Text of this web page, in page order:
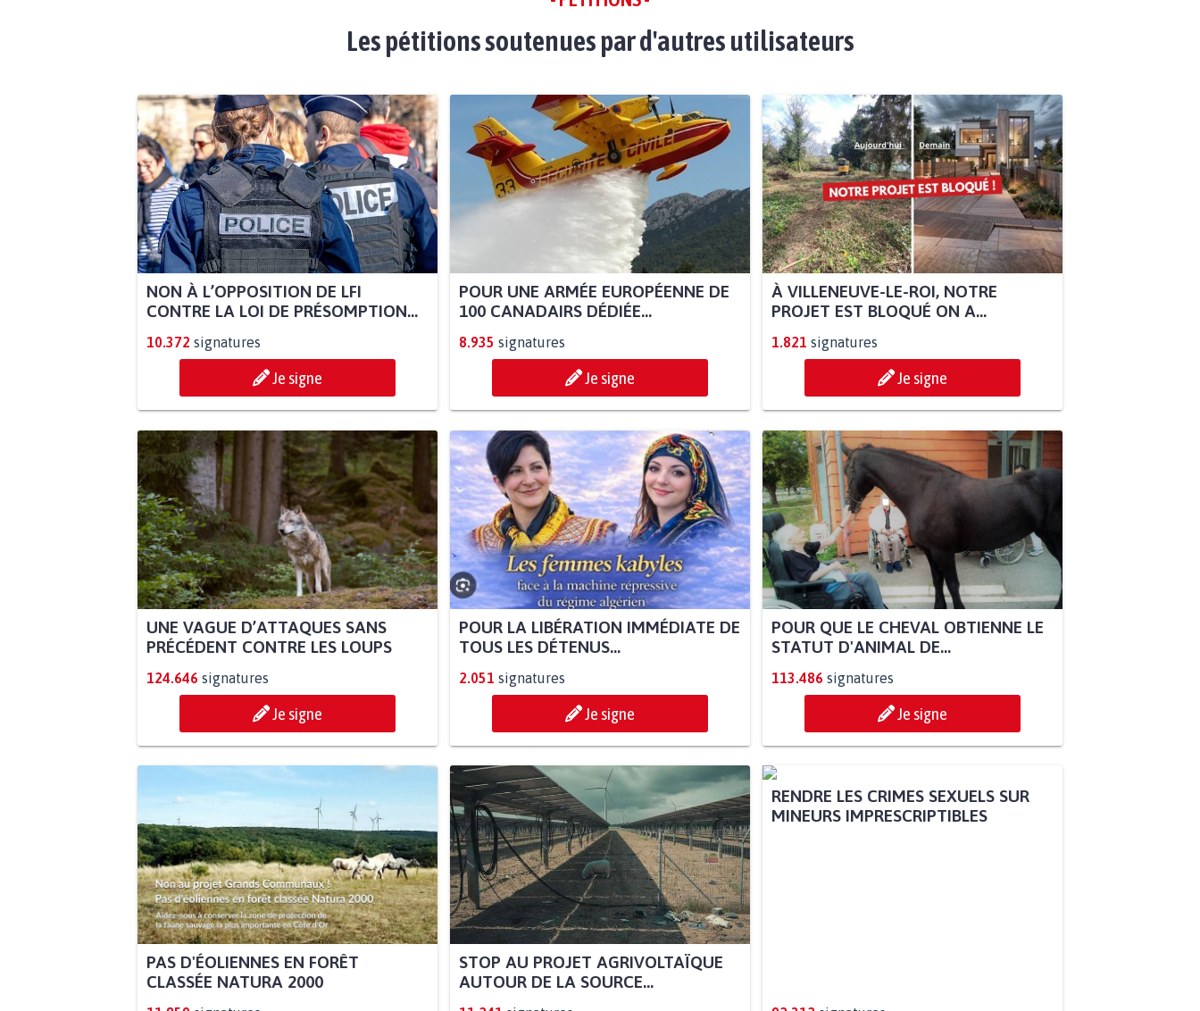
Les pétitions soutenues par d'autres utilisateurs
NON À L’OPPOSITION DE LFI
CONTRE LA LOI DE PRÉSOMPTION...
10.372 signatures
Je signe
POUR UNE ARMÉE EUROPÉENNE DE
100 CANADAIRS DÉDIÉE...
8.935 signatures
Je signe
À VILLENEUVE-LE-ROI, NOTRE
PROJET EST BLOQUÉ ON A...
1.821 signatures
Je signe
UNE VAGUE D’ATTAQUES SANS
PRÉCÉDENT CONTRE LES LOUPS
124.646 signatures
Je signe
POUR LA LIBÉRATION IMMÉDIATE DE
TOUS LES DÉTENUS...
2.051 signatures
Je signe
POUR QUE LE CHEVAL OBTIENNE LE
STATUT D'ANIMAL DE...
113.486 signatures
Je signe
PAS D'ÉOLIENNES EN FORÊT
CLASSÉE NATURA 2000
STOP AU PROJET AGRIVOLTAÏQUE
AUTOUR DE LA SOURCE...